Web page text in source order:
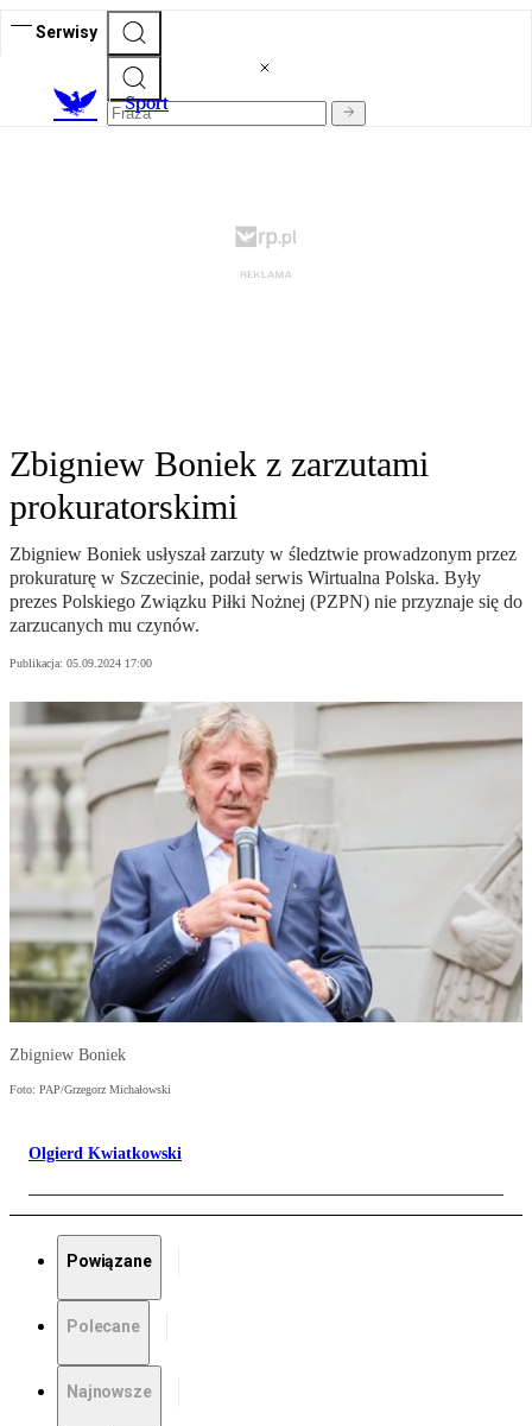
Serwisy
Sport
Zbigniew Boniek z zarzutami
prokuratorskimi
Zbigniew Boniek usłyszał zarzuty w śledztwie prowadzonym przez
prokuraturę w Szczecinie, podał serwis Wirtualna Polska. Były
prezes Polskiego Związku Piłki Nożnej (PZPN) nie przyznaje się do
zarzucanych mu czynów.
Publikacja: 05.09.2024 17:00
Zbigniew Boniek
Foto: PAP/Grzegorz Michałowski
Olgierd Kwiatkowski
Powiązane
Polecane
Najnowsze